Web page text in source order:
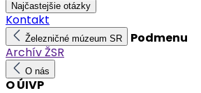
Najčastejšie otázky
Kontakt
Železničné múzeum SR
Podmenu
Archív ŽSR
O nás
O ÚIVP